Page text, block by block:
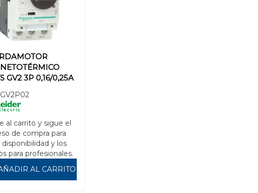
GV2 3P 0,16/0,25A
GV2P02
al carrito y sigue el
de compra para
disponibilidad y los
para profesionales.
AL CARRITO